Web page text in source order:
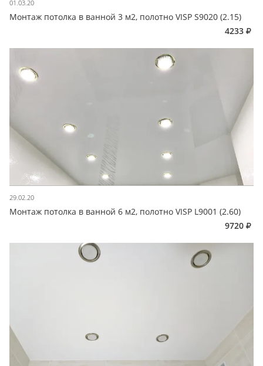
01.03.20
Монтаж потолка в ванной 3 м2, полотно VISP S9020 (2.15)
4233
29.02.20
Монтаж потолка в ванной 6 м2, полотно VISP L9001 (2.60)
9720